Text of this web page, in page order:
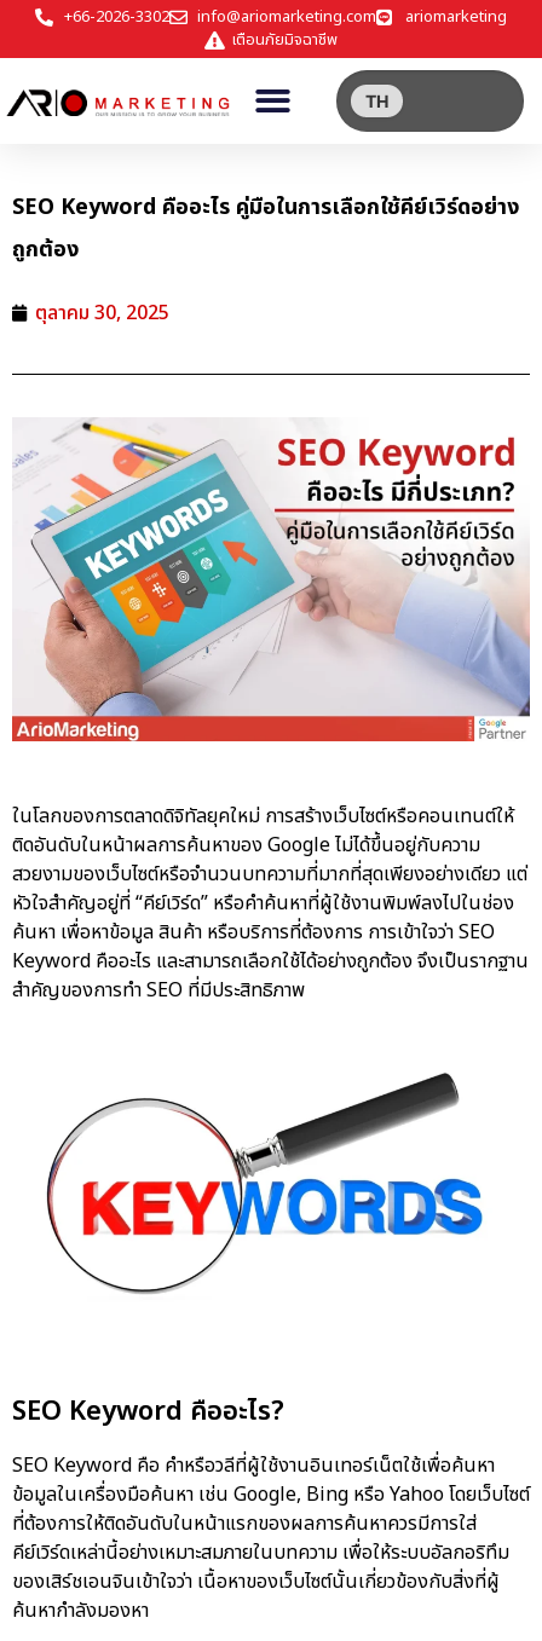
+66-2026-3302 info@ariomarketing.com
ariomarketing
เตือนภัยมิจฉาชีพ
TH
SEO Keyword คืออะไร คู่มือในการเลือกใช้คีย์เวิร์ดอย่าง
ถูกต้อง
ตุลาคม 30, 2025
ในโลกของการตลาดดิจิทัลยุคใหม่ การสร้างเว็บไซต์หรือคอนเทนต์ให้
ติดอันดับในหน้าผลการค้นหาของ Google ไม่ได้ขึ้นอยู่กับความ
สวยงามของเว็บไซต์หรือจำนวนบทความที่มากที่สุดเพียงอย่างเดียว แต่
หัวใจสำคัญอยู่ที่ “คีย์เวิร์ด” หรือคำค้นหาที่ผู้ใช้งานพิมพ์ลงไปในช่อง
ค้นหา เพื่อหาข้อมูล สินค้า หรือบริการที่ต้องการ การเข้าใจว่า SEO
Keyword คืออะไร และสามารถเลือกใช้ได้อย่างถูกต้อง จึงเป็นรากฐาน
สำคัญของการทำ SEO ที่มีประสิทธิภาพ
SEO Keyword คืออะไร?
SEO Keyword คือ คำหรือวลีที่ผู้ใช้งานอินเทอร์เน็ตใช้เพื่อค้นหา
ข้อมูลในเครื่องมือค้นหา เช่น Google, Bing หรือ Yahoo โดยเว็บไซต์
ที่ต้องการให้ติดอันดับในหน้าแรกของผลการค้นหาควรมีการใส่
คีย์เวิร์ดเหล่านี้อย่างเหมาะสมภายในบทความ เพื่อให้ระบบอัลกอริทึม
ของเสิร์ชเอนจินเข้าใจว่า เนื้อหาของเว็บไซต์นั้นเกี่ยวข้องกับสิ่งที่ผู้
ค้นหากำลังมองหา